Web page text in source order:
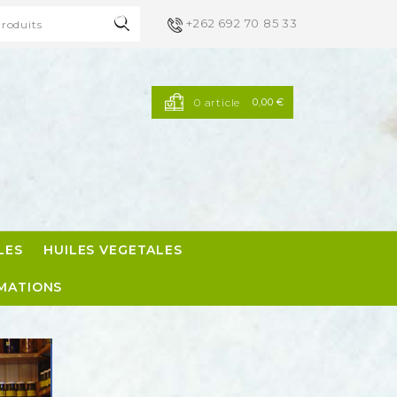
 +262 692 70 85 33
0 article 0,00 €
HUILES VEGETALES
×
×
×
×